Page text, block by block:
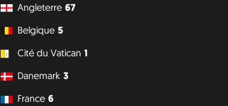
Angleterre 67
Belgique 5
Cité du Vatican 1
Danemark 3
France 6